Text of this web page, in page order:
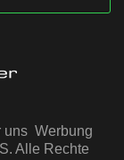
uns Werbung
Alle Rechte